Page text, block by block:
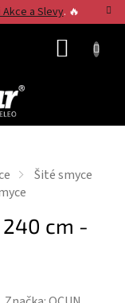
a Slevy. 🔥
Šité smyce
240 cm -